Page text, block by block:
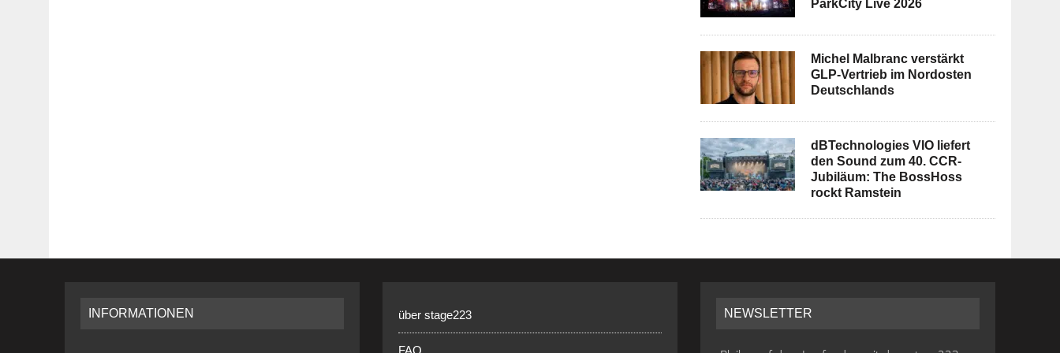
ParkCity Live 2026
Michel Malbranc verstärkt
GLP-Vertrieb im Nordosten
Deutschlands
dBTechnologies VIO liefert
den Sound zum 40. CCR-
Jubiläum: The BossHoss
rockt Ramstein
INFORMATIONEN über stage223 NEWSLETTER